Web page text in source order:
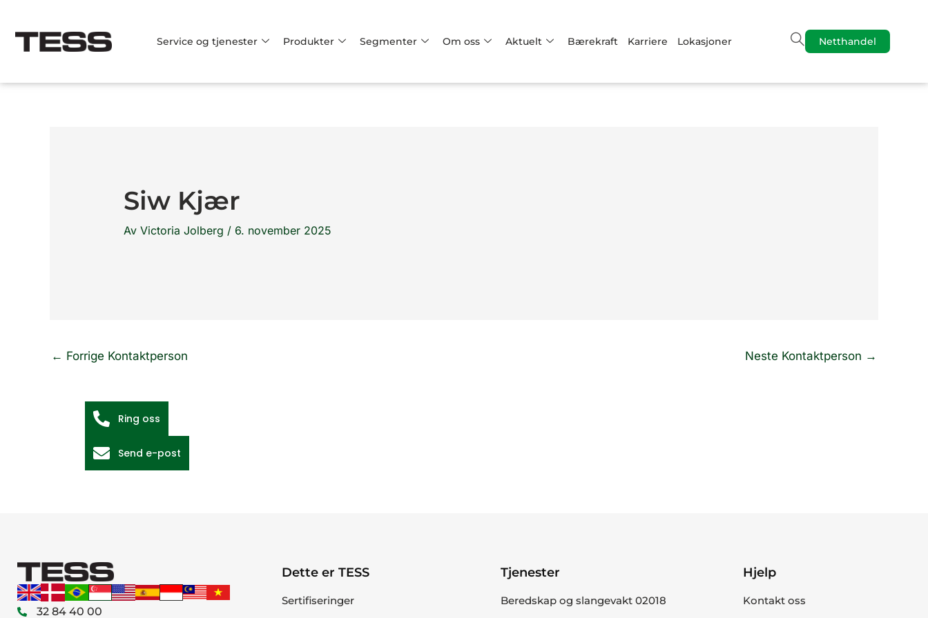
rett
Service og tjenester Produkter Segmenter Om oss Aktuelt Bærekraft Karriere Lokasjoner Netthandel
Siw Kjær
Av Victoria Jolberg / 6. november 2025
← Forrige Kontaktperson Neste Kontaktperson →
32 84 40 00
Dette er TESS
Sertifiseringer
Tjenester
Beredskap og slangevakt 02018
Hjelp
Kontakt oss
Ring oss
Send e-post